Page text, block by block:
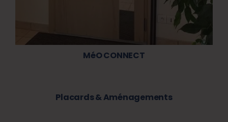
MéO CONNECT
Placards & Aménagements